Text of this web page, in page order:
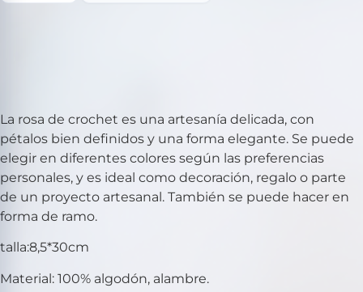
La rosa de crochet es una artesanía delicada, con
pétalos bien definidos y una forma elegante. Se puede
elegir en diferentes colores según las preferencias
personales, y es ideal como decoración, regalo o parte
de un proyecto artesanal. También se puede hacer en
forma de ramo.
talla:8,5*30cm
Material: 100% algodón, alambre.